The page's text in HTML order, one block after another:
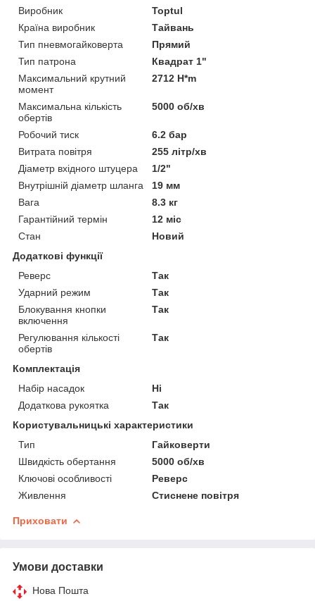
Виробник
Toptul
Країна виробник
Тайвань
Тип пневмогайковерта
Прямий
Тип патрона
Квадрат 1"
Максимальний крутний
момент
2712 H*m
Максимальна кількість
обертів
5000 об/хв
Робочий тиск
6.2 бар
Витрата повітря
255 літр/хв
Діаметр вхідного штуцера
1/2"
Внутрішній діаметр шланга
19 мм
Вага
8.3 кг
Гарантійний термін
12 міс
Стан
Новий
Додаткові функції
Реверс
Так
Ударний режим
Так
Блокування кнопки
включення
Так
Регулювання кількості
обертів
Так
Комплектація
Набір насадок
Ні
Додаткова рукоятка
Так
Користувальницькі характеристики
Тип
Гайковерти
Швидкість обертання
5000 об/хв
Ключові особливості
Реверс
Живлення
Стиснене повітря
Приховати
Умови доставки
Нова Пошта